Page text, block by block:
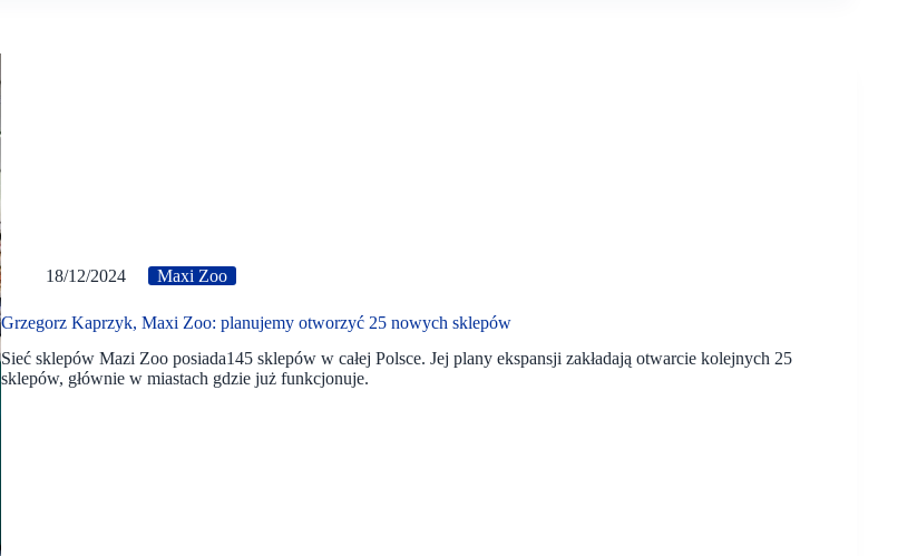
18/12/2024 Maxi Zoo
Grzegorz Kaprzyk, Maxi Zoo: planujemy otworzyć 25 nowych sklepów
Sieć sklepów Mazi Zoo posiada145 sklepów w całej Polsce. Jej plany ekspansji zakładają otwarcie kolejnych 25
sklepów, głównie w miastach gdzie już funkcjonuje.